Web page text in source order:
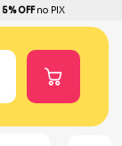
5% OFFno PIX